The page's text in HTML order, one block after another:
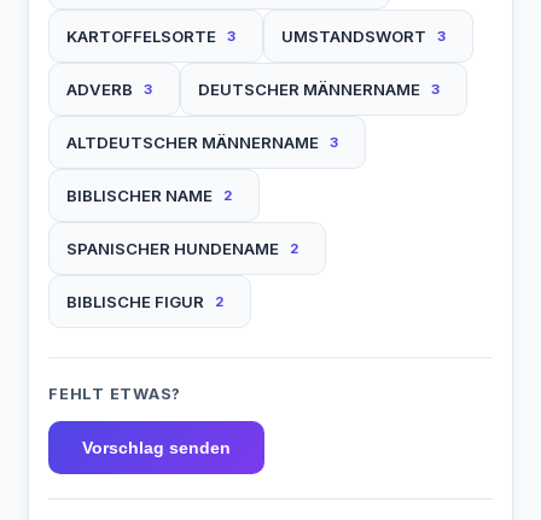
KARTOFFELSORTE 3 UMSTANDSWORT 3
ADVERB 3 DEUTSCHER MÄNNERNAME 3
ALTDEUTSCHER MÄNNERNAME 3
BIBLISCHER NAME 2
SPANISCHER HUNDENAME 2
BIBLISCHE FIGUR 2
FEHLT ETWAS?
Vorschlag senden